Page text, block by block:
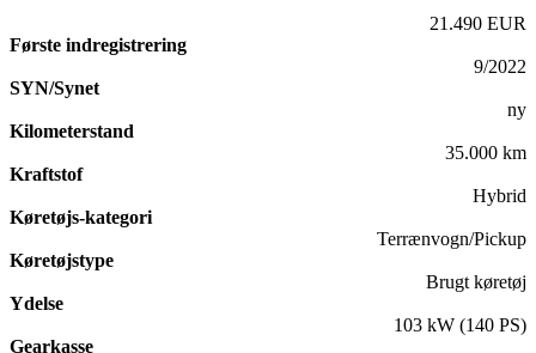
21.490 EUR
Første indregistrering
9/2022
SYN/Synet
ny
Kilometerstand
35.000 km
Kraftstof
Hybrid
Køretøjs-kategori
Terrænvogn/Pickup
Køretøjstype
Brugt køretøj
Ydelse
103 kW (140 PS)
Gearkasse